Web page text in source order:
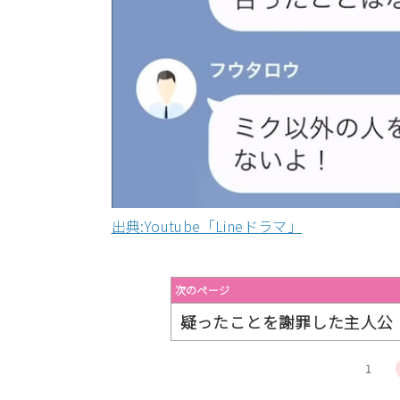
出典:Youtube「Lineドラマ」
次のページ
疑ったことを謝罪した主人公
1